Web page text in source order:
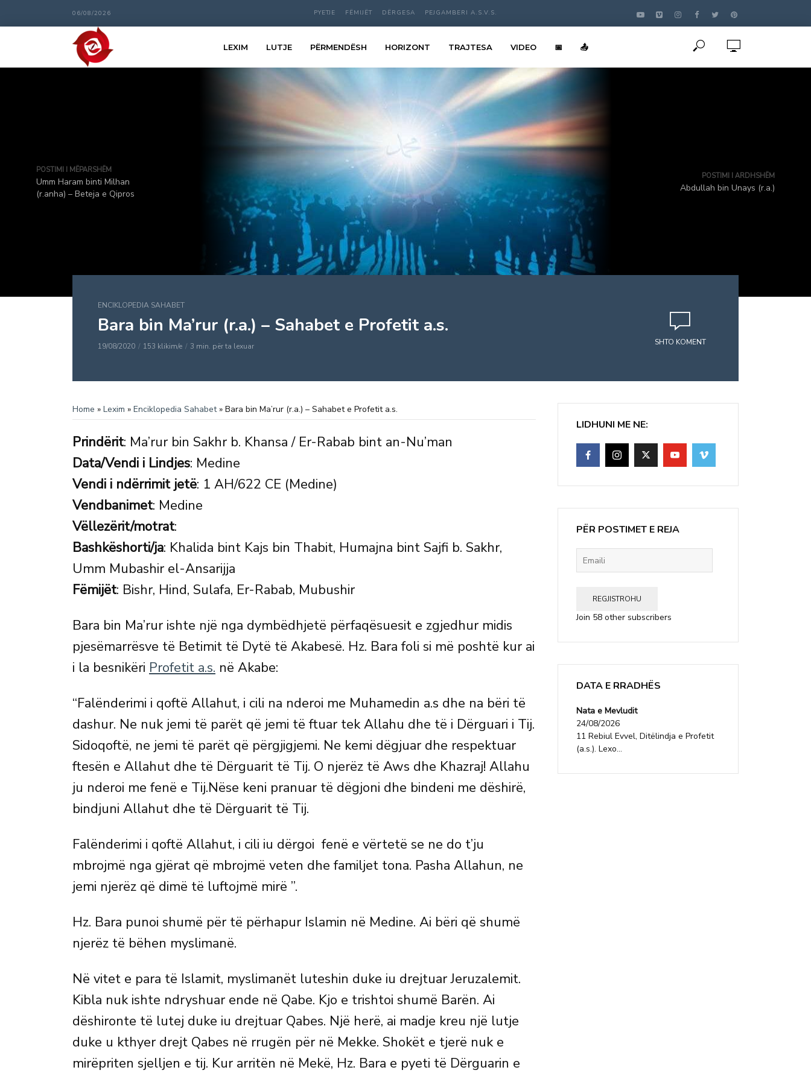
06/08/2026 PYETJE FËMIJËT DËRGESA PEJGAMBERI A.S.V.S.
LEXIM LUTJE PËRMENDËSH HORIZONT TRAJTESA VIDEO 📅 📤
POSTIMI I MËPARSHËM
Umm Haram binti Milhan
(r.anha) – Beteja e Qipros
POSTIMI I ARDHSHËM
Abdullah bin Unays (r.a.)
ENCIKLOPEDIA SAHABET
Bara bin Ma’rur (r.a.) – Sahabet e Profetit a.s.
19/08/2020 153 klikim/e 3 min. për ta lexuar SHTO KOMENT
Home » Lexim » Enciklopedia Sahabet» Bara bin Ma’rur (r.a.) – Sahabet e Profetit a.s.
Prindërit: Ma’rur bin Sakhr b. Khansa / Er-Rabab bint an-Nu’man
Data/Vendi i Lindjes: Medine
Vendi i ndërrimit jetë: 1 AH/622 CE (Medine)
Vendbanimet: Medine
Vëllezërit/motrat:
Bashkëshorti/ja: Khalida bint Kajs bin Thabit, Humajna bint Sajfi b. Sakhr,
Umm Mubashir el-Ansarijja
Fëmijët: Bishr, Hind, Sulafa, Er-Rabab, Mubushir
Bara bin Ma’rur ishte një nga dymbëdhjetë përfaqësuesit e zgjedhur midis
pjesëmarrësve të Betimit të Dytë të Akabesë. Hz. Bara foli si më poshtë kur ai
i la besnikëri Profetit a.s. në Akabe:
“Falënderimi i qoftë Allahut, i cili na nderoi me Muhamedin a.s dhe na bëri të
dashur. Ne nuk jemi të parët që jemi të ftuar tek Allahu dhe të i Dërguari i Tij.
Sidoqoftë, ne jemi të parët që përgjigjemi. Ne kemi dëgjuar dhe respektuar
ftesën e Allahut dhe të Dërguarit të Tij. O njerëz të Aws dhe Khazraj! Allahu
ju nderoi me fenë e Tij.Nëse keni pranuar të dëgjoni dhe bindeni me dëshirë,
bindjuni Allahut dhe të Dërguarit të Tij.
Falënderimi i qoftë Allahut, i cili iu dërgoi fenë e vërtetë se ne do t’ju
mbrojmë nga gjërat që mbrojmë veten dhe familjet tona. Pasha Allahun, ne
jemi njerëz që dimë të luftojmë mirë ”.
Hz. Bara punoi shumë për të përhapur Islamin në Medine. Ai bëri që shumë
njerëz të bëhen myslimanë.
Në vitet e para të Islamit, myslimanët luteshin duke iu drejtuar Jeruzalemit.
Kibla nuk ishte ndryshuar ende në Qabe. Kjo e trishtoi shumë Barën. Ai
dëshironte të lutej duke iu drejtuar Qabes. Një herë, ai madje kreu një lutje
duke u kthyer drejt Qabes në rrugën për në Mekke. Shokët e tjerë nuk e
mirëpriten sjelljen e tij. Kur arritën në Mekë, Hz. Bara e pyeti të Dërguarin e
LIDHUNI ME NE:
PËR POSTIMET E REJA
REGJISTROHU
Join 58 other subscribers
DATA E RRADHËS
Nata e Mevludit
24/08/2026
11 Rebiul Evvel, Ditëlindja e Profetit
(a.s.). Lexo...